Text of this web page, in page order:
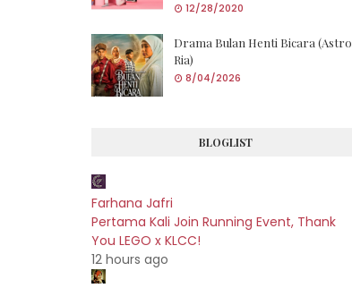
12/28/2020
Drama Bulan Henti Bicara (Astro
Ria)
8/04/2026
BLOGLIST
Farhana Jafri
Pertama Kali Join Running Event, Thank
You LEGO x KLCC!
12 hours ago